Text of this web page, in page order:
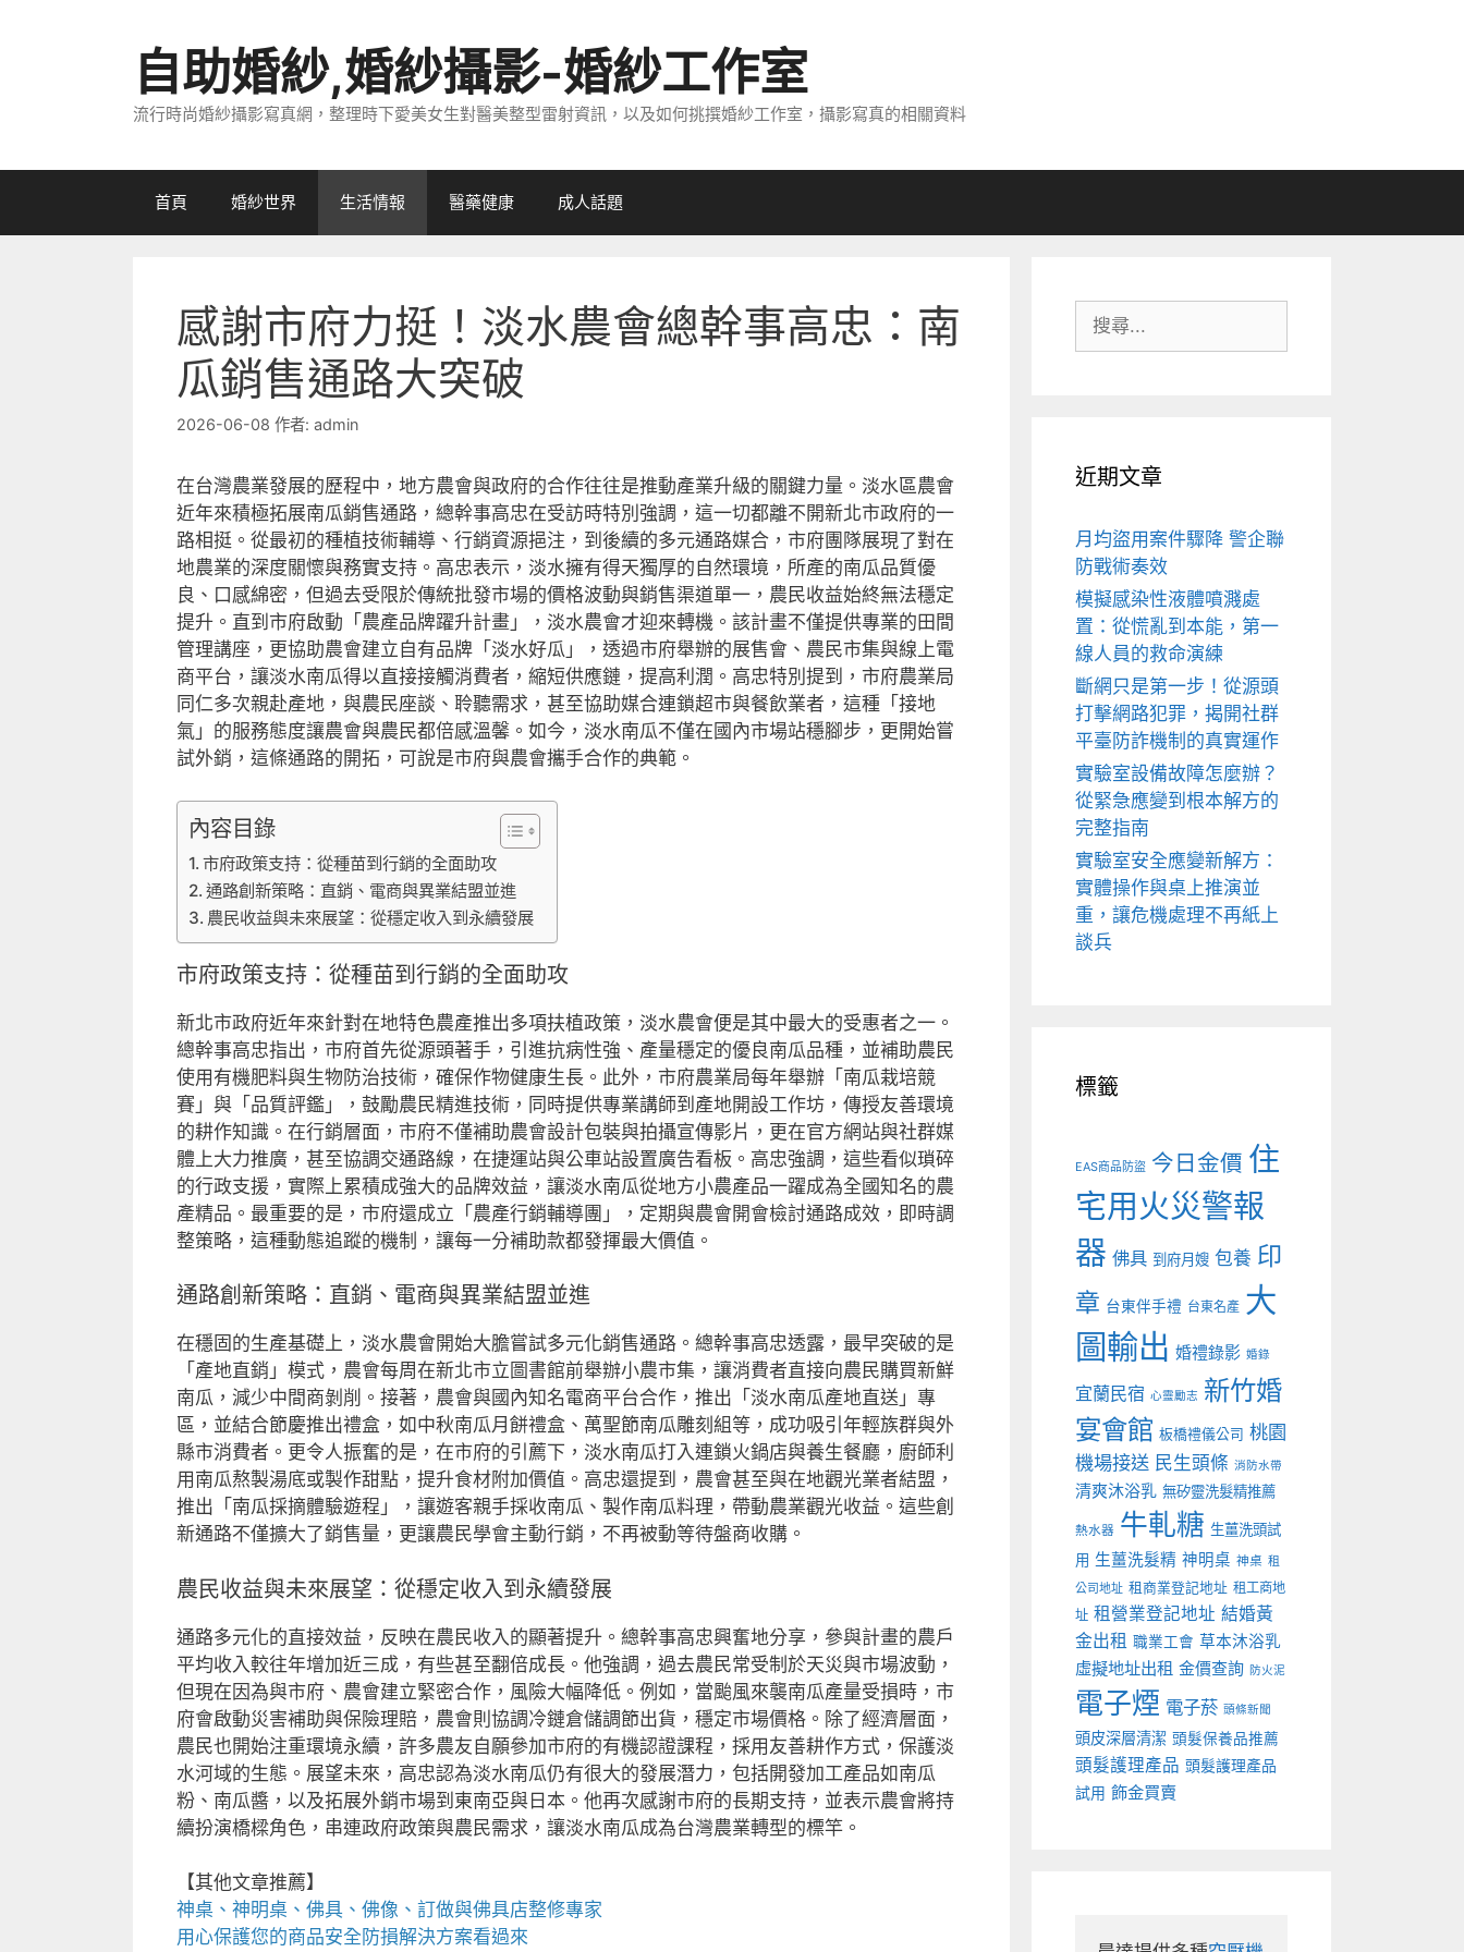
自助婚紗,婚紗攝影-婚紗工作室
流行時尚婚紗攝影寫真網，整理時下愛美女生對醫美整型雷射資訊，以及如何挑撰婚紗工作室，攝影寫真的相關資料
首頁 婚紗世界 生活情報 醫藥健康 成人話題
感謝市府力挺！淡水農會總幹事高忠：南
瓜銷售通路大突破
2026-06-08 作者: admin
在台灣農業發展的歷程中，地方農會與政府的合作往往是推動產業升級的關鍵力量。淡水區農會
近年來積極拓展南瓜銷售通路，總幹事高忠在受訪時特別強調，這一切都離不開新北市政府的一
路相挺。從最初的種植技術輔導、行銷資源挹注，到後續的多元通路媒合，市府團隊展現了對在
地農業的深度關懷與務實支持。高忠表示，淡水擁有得天獨厚的自然環境，所產的南瓜品質優
良、口感綿密，但過去受限於傳統批發市場的價格波動與銷售渠道單一，農民收益始終無法穩定
提升。直到市府啟動「農產品牌躍升計畫」，淡水農會才迎來轉機。該計畫不僅提供專業的田間
管理講座，更協助農會建立自有品牌「淡水好瓜」，透過市府舉辦的展售會、農民市集與線上電
商平台，讓淡水南瓜得以直接接觸消費者，縮短供應鏈，提高利潤。高忠特別提到，市府農業局
同仁多次親赴產地，與農民座談、聆聽需求，甚至協助媒合連鎖超市與餐飲業者，這種「接地
氣」的服務態度讓農會與農民都倍感溫馨。如今，淡水南瓜不僅在國內市場站穩腳步，更開始嘗
試外銷，這條通路的開拓，可說是市府與農會攜手合作的典範。
內容目錄
市府政策支持：從種苗到行銷的全面助攻
通路創新策略：直銷、電商與異業結盟並進
農民收益與未來展望：從穩定收入到永續發展
市府政策支持：從種苗到行銷的全面助攻
新北市政府近年來針對在地特色農產推出多項扶植政策，淡水農會便是其中最大的受惠者之一。
總幹事高忠指出，市府首先從源頭著手，引進抗病性強、產量穩定的優良南瓜品種，並補助農民
使用有機肥料與生物防治技術，確保作物健康生長。此外，市府農業局每年舉辦「南瓜栽培競
賽」與「品質評鑑」，鼓勵農民精進技術，同時提供專業講師到產地開設工作坊，傳授友善環境
的耕作知識。在行銷層面，市府不僅補助農會設計包裝與拍攝宣傳影片，更在官方網站與社群媒
體上大力推廣，甚至協調交通路線，在捷運站與公車站設置廣告看板。高忠強調，這些看似瑣碎
的行政支援，實際上累積成強大的品牌效益，讓淡水南瓜從地方小農產品一躍成為全國知名的農
產精品。最重要的是，市府還成立「農產行銷輔導團」，定期與農會開會檢討通路成效，即時調
整策略，這種動態追蹤的機制，讓每一分補助款都發揮最大價值。
通路創新策略：直銷、電商與異業結盟並進
在穩固的生產基礎上，淡水農會開始大膽嘗試多元化銷售通路。總幹事高忠透露，最早突破的是
「產地直銷」模式，農會每周在新北市立圖書館前舉辦小農市集，讓消費者直接向農民購買新鮮
南瓜，減少中間商剝削。接著，農會與國內知名電商平台合作，推出「淡水南瓜產地直送」專
區，並結合節慶推出禮盒，如中秋南瓜月餅禮盒、萬聖節南瓜雕刻組等，成功吸引年輕族群與外
縣市消費者。更令人振奮的是，在市府的引薦下，淡水南瓜打入連鎖火鍋店與養生餐廳，廚師利
用南瓜熬製湯底或製作甜點，提升食材附加價值。高忠還提到，農會甚至與在地觀光業者結盟，
推出「南瓜採摘體驗遊程」，讓遊客親手採收南瓜、製作南瓜料理，帶動農業觀光收益。這些創
新通路不僅擴大了銷售量，更讓農民學會主動行銷，不再被動等待盤商收購。
農民收益與未來展望：從穩定收入到永續發展
通路多元化的直接效益，反映在農民收入的顯著提升。總幹事高忠興奮地分享，參與計畫的農戶
平均收入較往年增加近三成，有些甚至翻倍成長。他強調，過去農民常受制於天災與市場波動，
但現在因為與市府、農會建立緊密合作，風險大幅降低。例如，當颱風來襲南瓜產量受損時，市
府會啟動災害補助與保險理賠，農會則協調冷鏈倉儲調節出貨，穩定市場價格。除了經濟層面，
農民也開始注重環境永續，許多農友自願參加市府的有機認證課程，採用友善耕作方式，保護淡
水河域的生態。展望未來，高忠認為淡水南瓜仍有很大的發展潛力，包括開發加工產品如南瓜
粉、南瓜醬，以及拓展外銷市場到東南亞與日本。他再次感謝市府的長期支持，並表示農會將持
續扮演橋樑角色，串連政府政策與農民需求，讓淡水南瓜成為台灣農業轉型的標竿。
【其他文章推薦】
神桌、 神明桌 、 佛具 、佛像、訂做與佛具店整修專家
用心保護您的商品安全 防損解決方案看過來
尋:
近期文章
月均盜用案件驟降 警企聯
防戰術奏效
模擬感染性液體噴濺處
置：從慌亂到本能，第一
線人員的救命演練
斷網只是第一步！從源頭
打擊網路犯罪，揭開社群
平臺防詐機制的真實運作
實驗室設備故障怎麼辦？
從緊急應變到根本解方的
完整指南
實驗室安全應變新解方：
實體操作與桌上推演並
重，讓危機處理不再紙上
談兵
標籤
EAS商品防盜 今日金價 住
宅用火災警報
器 佛具 到府月嫂 包養 印
章 台東伴手禮 台東名產 大
圖輸出 婚禮錄影 婚錄
宜蘭民宿 心靈勵志 新竹婚
宴會館 板橋禮儀公司 桃園
機場接送 民生頭條 消防水帶
清爽沐浴乳 無矽靈洗髮精推薦
熱水器 牛軋糖 生薑洗頭試
用 生薑洗髮精 神明桌 神桌 租
公司地址 租商業登記地址 租工商地
址 租營業登記地址 結婚黃
金出租 職業工會 草本沐浴乳
虛擬地址出租 金價查詢 防火泥
電子煙 電子菸 頭條新聞
頭皮深層清潔 頭髮保養品推薦
頭髮護理產品 頭髮護理產品
試用 飾金買賣